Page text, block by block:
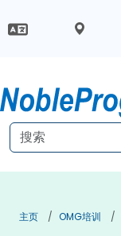
主页 OMG培训